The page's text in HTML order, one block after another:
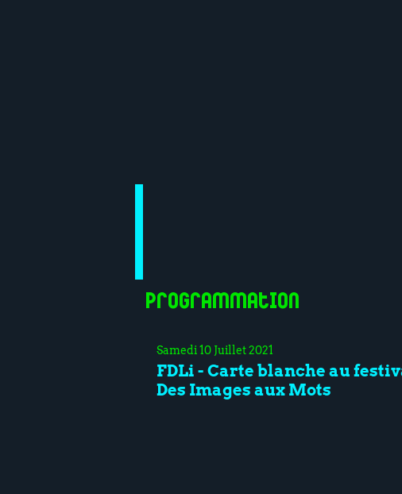
Programmation
Samedi 10 Juillet 2021
FDLi - Carte blanche au
Des Images aux Mots